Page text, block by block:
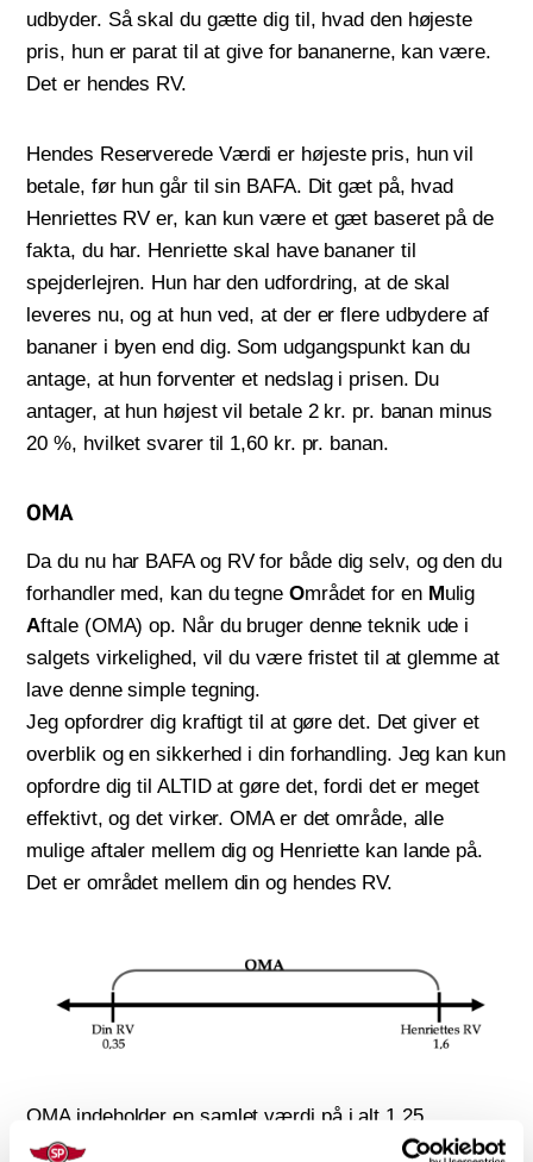
udbyder. Så skal du gætte dig til, hvad den højeste
pris, hun er parat til at give for bananerne, kan være.
Det er hendes RV.
Hendes Reserverede Værdi er højeste pris, hun vil
betale, før hun går til sin BAFA. Dit gæt på, hvad
Henriettes RV er, kan kun være et gæt baseret på de
fakta, du har. Henriette skal have bananer til
spejderlejren. Hun har den udfordring, at de skal
leveres nu, og at hun ved, at der er flere udbydere af
bananer i byen end dig. Som udgangspunkt kan du
antage, at hun forventer et nedslag i prisen. Du
antager, at hun højest vil betale 2 kr. pr. banan minus
20 %, hvilket svarer til 1,60 kr. pr. banan.
OMA
Da du nu har BAFA og RV for både dig selv, og den du
forhandler med, kan du tegne Området for en Mulig
Aftale (OMA) op. Når du bruger denne teknik ude i
salgets virkelighed, vil du være fristet til at glemme at
lave denne simple tegning.
Jeg opfordrer dig kraftigt til at gøre det. Det giver et
overblik og en sikkerhed i din forhandling. Jeg kan kun
opfordre dig til ALTID at gøre det, fordi det er meget
effektivt, og det virker. OMA er det område, alle
mulige aftaler mellem dig og Henriette kan lande på.
Det er området mellem din og hendes RV.
OMA indeholder en samlet værdi på i alt 1,25
(differencen mellem 0,35 og 1,60). Jo mere af denne